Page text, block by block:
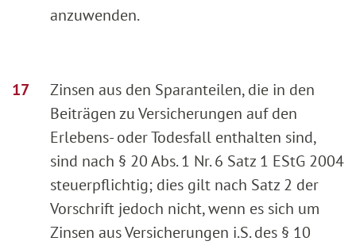
anzuwenden.
Zinsen aus den Sparanteilen, die in den
Beiträgen zu Versicherungen auf den
Erlebens- oder Todesfall enthalten sind,
sind nach § 20 Abs. 1 Nr. 6 Satz 1 EStG 2004
steuerpflichtig; dies gilt nach Satz 2 der
Vorschrift jedoch nicht, wenn es sich um
Zinsen aus Versicherungen i.S. des § 10